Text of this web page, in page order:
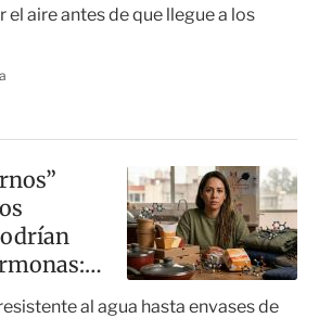
aire antes de que llegue a los
al agua hasta envases de